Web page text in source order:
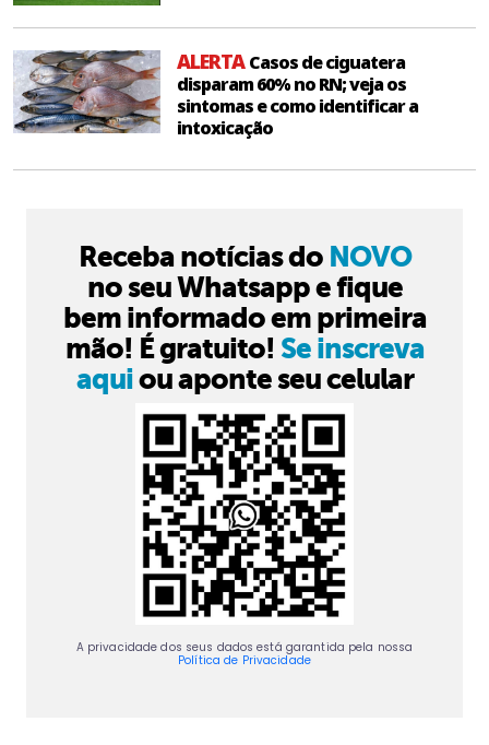
ALERTACasos de ciguatera
disparam 60% no RN; veja os
sintomas e como identificar a
intoxicação
Receba notícias do NOVO
no seu Whatsapp e fique
bem informado em primeira
mão! É gratuito! Se inscreva
aquiou aponte seu celular
A privacidade dos seus dados está garantida pela nossa
Política de Privacidade